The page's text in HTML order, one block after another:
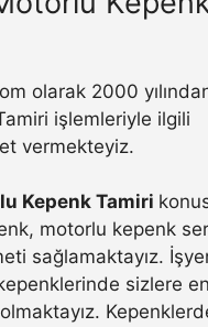
olarak 2000
işlemleriyle ilgili
vermekteyiz.
Kepenk Tamiri
motorlu kepenk
sağlamaktayız.
sizlere